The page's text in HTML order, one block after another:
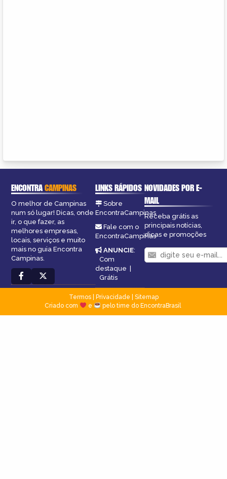
ENCONTRACAMPINAS
O melhor de Campinas
num só lugar! Dicas, onde
ir, o que fazer, as
melhores empresas,
locais, serviços e muito
mais no guia Encontra
Campinas.
LINKS RÁPIDOS
Sobre
EncontraCampinas
Fale com o
EncontraCampinas
ANUNCIE:
Com
destaque
Grátis
NOVIDADES POR E-
MAIL
Receba grátis as
principais notícias,
dicas e promoções
Termos| Privacidade
Sitemap
Criado com
e pelo time do EncontraBrasil